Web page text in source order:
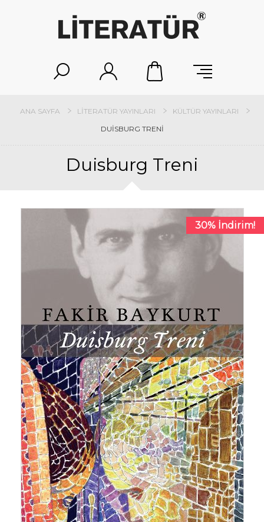
ANA SAYFA LITERATÜR YAYINLARI
KÜLTÜR YAYINLARI
DUISBURG TRENI
Duisburg Treni
30% İndirim!